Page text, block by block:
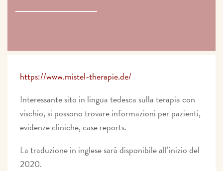
https://www.mistel-therapie.de/
Interessante sito in lingua tedesca sulla terapia con
vischio, si possono trovare informazioni per pazienti,
evidenze cliniche, case reports.
La traduzione in inglese sarà disponibile all’inizio del
2020.